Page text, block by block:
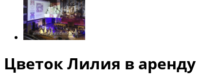
Цветок Лилия в аренду